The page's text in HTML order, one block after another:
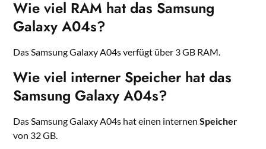
Wie viel RAM hat das Samsung
Galaxy A04s?
Das Samsung Galaxy A04s verfügt über 3 GB RAM.
Wie viel interner Speicher hat das
Samsung Galaxy A04s?
Das Samsung Galaxy A04s hat einen internenSpeicher
von 32 GB.